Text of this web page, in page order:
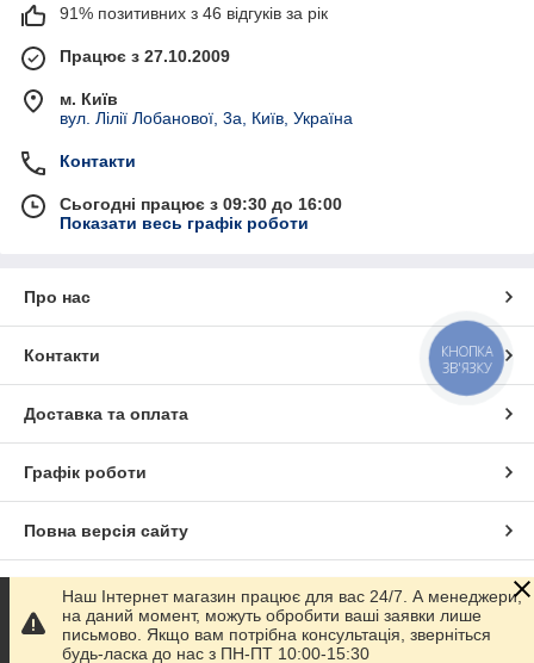
91% позитивних з 46 відгуків за рік
Працює з 27.10.2009
м. Київ
вул. Лілії Лобанової, 3а, Київ, Україна
Контакти
Сьогодні працює з 09:30 до 16:00
Показати весь графік роботи
Про нас
Контакти
Доставка та оплата
Графік роботи
Повна версія сайту
Сайт створено на маркетплейсі
Політика конфіденційності
Наш Інтернет магазин працює для вас 24/7. А менеджери,
на даний момент, можуть обробити ваші заявки лише
письмово. Якщо вам потрібна консультація, зверніться
будь-ласка до нас з ПН-ПТ 10:00-15:30
КНОПКА
ЗВ'ЯЗКУ